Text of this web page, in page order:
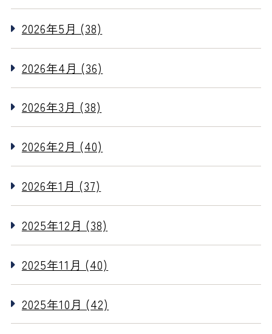
2026年5月 (38)
2026年4月 (36)
2026年3月 (38)
2026年2月 (40)
2026年1月 (37)
2025年12月 (38)
2025年11月 (40)
2025年10月 (42)